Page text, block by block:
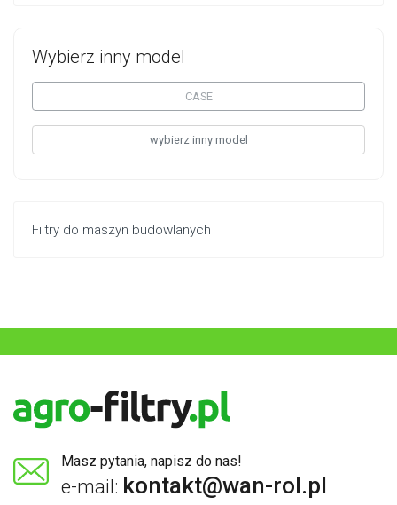
Wybierz inny model
CASE
wybierz inny model
Filtry do maszyn budowlanych
Masz pytania, napisz do nas!
e-mail: kontakt@wan-rol.pl